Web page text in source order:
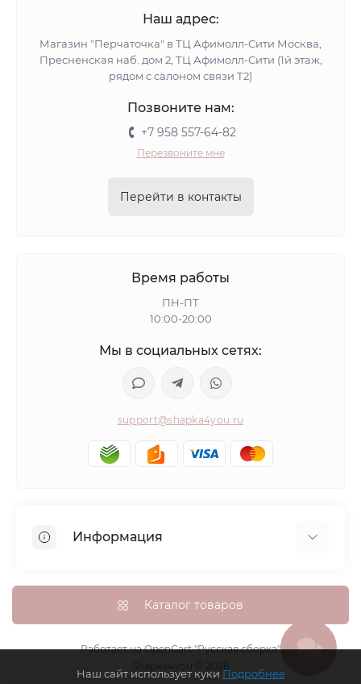
Наш адрес:
Магазин "Перчаточка" в ТЦ Афимолл-Сити Москва,
Пресненская наб. дом 2, ТЦ Афимолл-Сити (1й этаж,
рядом с салоном связи Т2)
Позвоните нам:
+7 958 557-64-82
Перезвоните мне
Перейти в контакты
Время работы
ПН-ПТ
10:00-20:00
Мы в социальных сетях:
support@shapka4you.ru
Информация
Доставка, оплата и бонусные баллы
Гарантия возврата
Политика конфиденциальности
Контакты
Каталог товаров
Работает наOpenCart "Русская сборка"
Наш сайт использует куки Подробнее